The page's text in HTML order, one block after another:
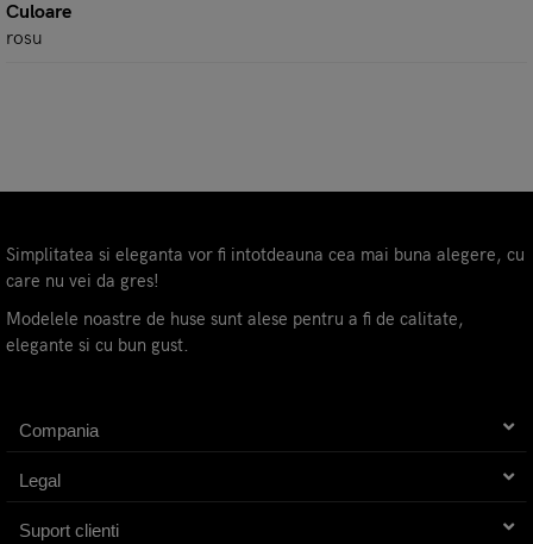
Culoare
rosu
Simplitatea si eleganta vor fi intotdeauna cea mai buna alegere, cu
care nu vei da gres!
Modelele noastre de huse sunt alese pentru a fi de calitate,
elegante si cu bun gust.
Compania
Legal
Suport clienti